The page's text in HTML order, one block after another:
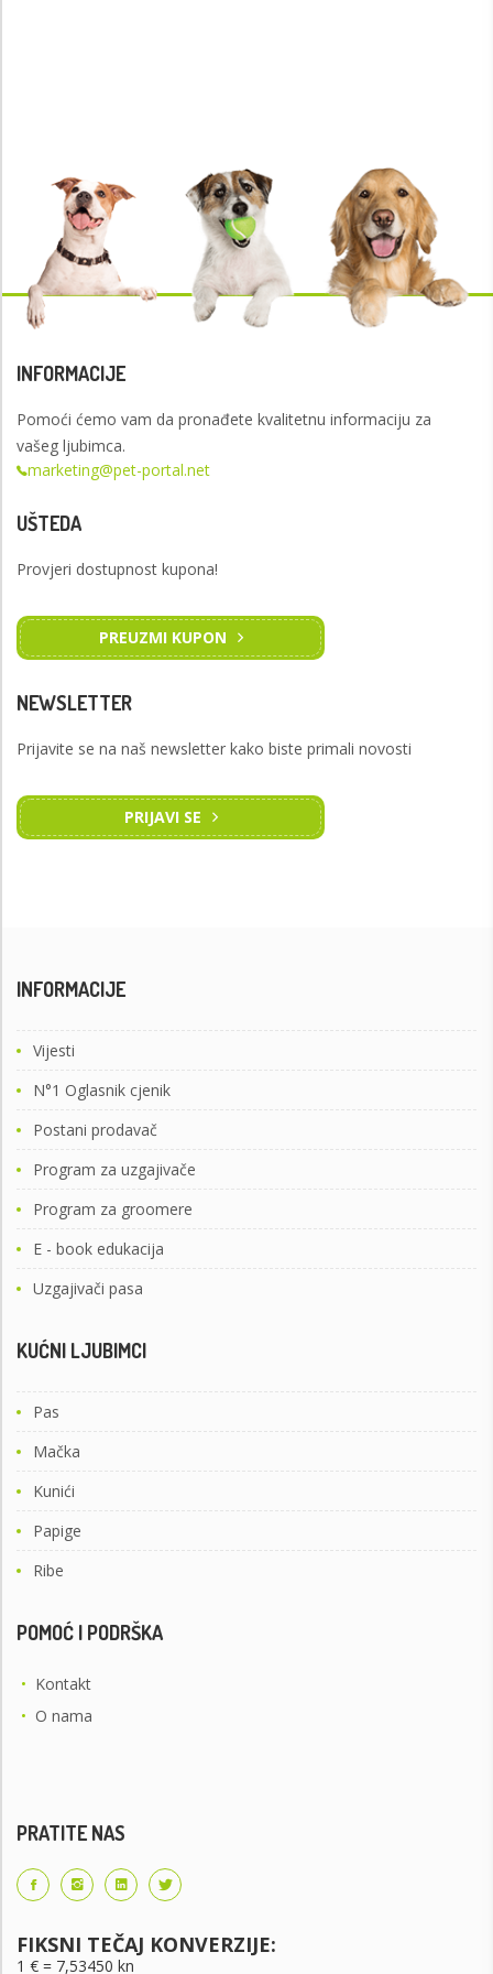
INFORMACIJE
Pomoći ćemo vam da pronađete kvalitetnu informaciju za
vašeg ljubimca.
marketing@pet-portal.net
UŠTEDA
Provjeri dostupnost kupona!
PREUZMI KUPON
NEWSLETTER
Prijavite se na naš newsletter kako biste primali novosti
PRIJAVI SE
INFORMACIJE
Vijesti
N°1 Oglasnik cjenik
Postani prodavač
Program za uzgajivače
Program za groomere
E - book edukacija
Uzgajivači pasa
KUĆNI LJUBIMCI
Pas
Mačka
Kunići
Papige
Ribe
POMOĆ I PODRŠKA
• Kontakt
• O nama
PRATITE NAS
FIKSNI TEČAJ KONVERZIJE:
1 € = 7,53450 kn